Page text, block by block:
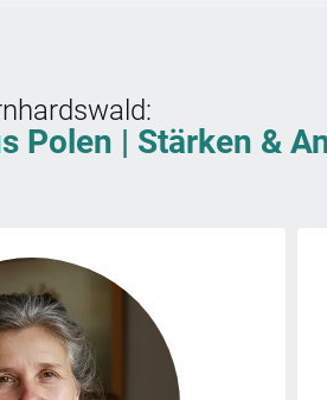
:
Polen | Stärken &